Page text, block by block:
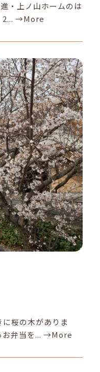
・上ノ山ホームのは
2...→More
桜の木がありま
お弁当を...→More